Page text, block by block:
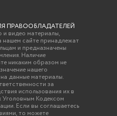
ПРАВООБЛАДАТЕЛЕЙ
и видео материалы,
нашем сайте принадлежат
и предназначены
Наличие
никаким образом не
нашего
данные материалы.
за
использования их в
Уголовным Кодексом
Если вы соглашаетесь
то можете